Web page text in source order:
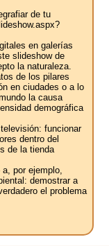
de tu
en galerías
slideshow de
la naturaleza.
de los pilares
en ciudades o a lo
la causa
demográfica
funcionar
dentro del
de la tienda
por ejemplo,
demostrar a
el problema